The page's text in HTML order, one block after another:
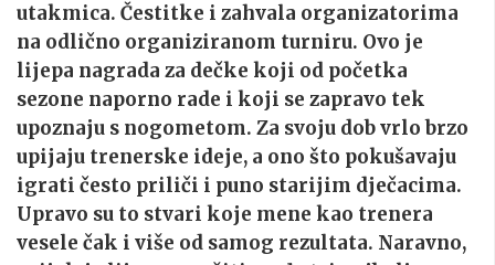
utakmica. Čestitke i zahvala organizatorima
na odlično organiziranom turniru. Ovo je
lijepa nagrada za dečke koji od početka
sezone naporno rade i koji se zapravo tek
upoznaju s nogometom. Za svoju dob vrlo brzo
upijaju trenerske ideje, a ono što pokušavaju
igrati često priliči i puno starijim dječacima.
Upravo su to stvari koje mene kao trenera
vesele čak i više od samog rezultata. Naravno,